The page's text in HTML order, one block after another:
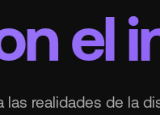
el
realidades de la